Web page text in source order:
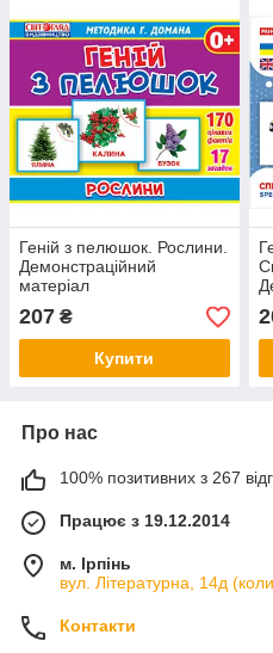
Геній з пелюшок. Рослини.
Демонстраційний
матеріал
207 ₴
Купити
Про нас
100% позитивних з 267
Працює з 19.12.2014
м. Ірпінь
вул. Літературна, 14д
Контакти